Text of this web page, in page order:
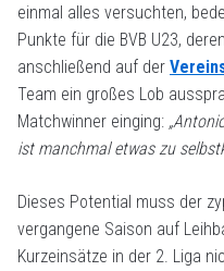
einmal alles versuchten,
Punkte für die BVB U23,
anschließend auf der
Team ein großes Lob
Matchwinner einging:
ist manchmal etwas zu
Dieses Potential muss der
vergangene Saison auf
Kurzeinsätze in der 2. Liga